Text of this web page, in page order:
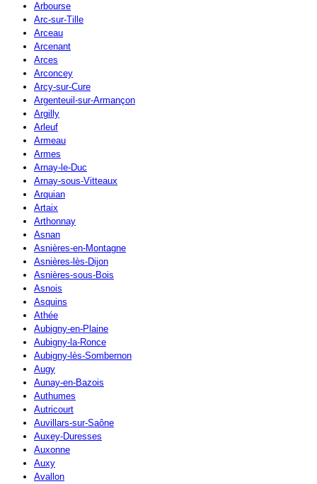
Arbourse
Arc-sur-Tille
Arceau
Arcenant
Arces
Arconcey
Arcy-sur-Cure
Argenteuil-sur-Armançon
Argilly
Arleuf
Armeau
Armes
Arnay-le-Duc
Arnay-sous-Vitteaux
Arquian
Artaix
Arthonnay
Asnan
Asnières-en-Montagne
Asnières-lès-Dijon
Asnières-sous-Bois
Asnois
Asquins
Athée
Aubigny-en-Plaine
Aubigny-la-Ronce
Aubigny-lès-Sombernon
Augy
Aunay-en-Bazois
Authumes
Autricourt
Auvillars-sur-Saône
Auxey-Duresses
Auxonne
Auxy
Avallon